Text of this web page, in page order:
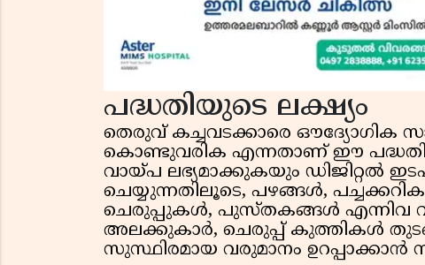
പദ്ധതിയുടെ ലക്ഷ്യം
തെരുവ് കച്ചവടക്കാരെ ഔദ്യോഗിക
കൊണ്ടുവരിക എന്നതാണ് ഈ
വായ്പ ലഭ്യമാക്കുകയും ഡിജിറ്റൽ
ചെയ്യുന്നതിലൂടെ, പഴങ്ങൾ,
ചെരുപ്പുകൾ, പുസ്തകങ്ങൾ എന്നിവ
അലക്കുകാർ, ചെരുപ്പ് കുത്തികൾ
സുസ്ഥിരമായ വരുമാനം ഉറപ്പാക്കാൻ